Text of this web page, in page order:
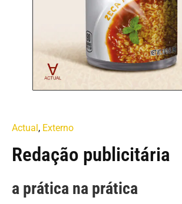
Actual, Externo
Redação publicitária
a prática na prática